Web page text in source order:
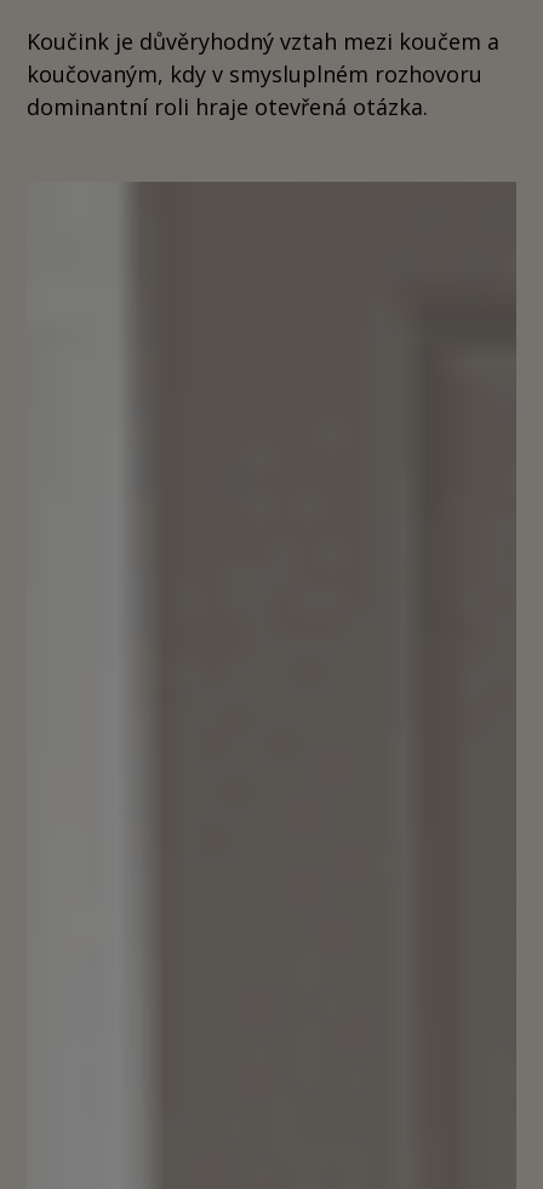
Koučink je důvěryhodný vztah mezi koučem a
koučovaným, kdy v smysluplném rozhovoru
dominantní roli hraje otevřená otázka.